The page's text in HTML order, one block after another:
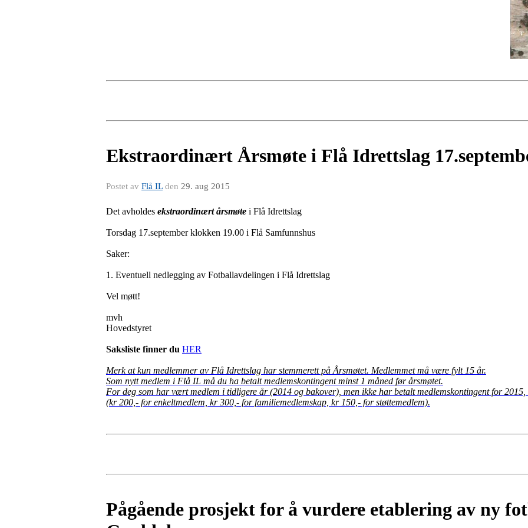
Ekstraordinært Årsmøte i Flå Idrettslag
Postet av Flå ILden 29. aug 2015
Det avholdes ekstraordinært årsmøte i Flå Idrettslag
Torsdag 17.september klokken 19.00 i Flå Samfunnshus
Saker:
1. Eventuell nedlegging av Fotballavdelingen i Flå Idrettslag
Vel møtt!
mvh
Hovedstyret
Saksliste finner du HER
Merk at kun medlemmer av Flå Idrettslag har stemmerett på Årsmøtet. Medlemmet må være fylt 15 år.
Som nytt medlem i Flå IL må du ha betalt medlemskontingent minst 1 måned før årsmøtet.
For deg som har vært medlem i tidligere år (2014 og bakover), men ikke har betalt medlemskontingent for
(kr 200,- for enkeltmedlem, kr 300,- for familiemedlemskap, kr 150,- for støttemedlem).
Pågående prosjekt for å vurdere etablering av ny